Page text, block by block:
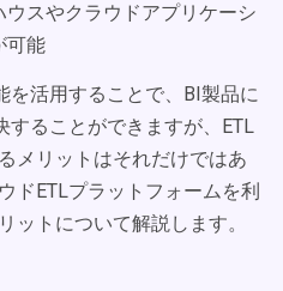
スやクラウドアプリケーシ
可能
を活用することで、BI製品に
することができますが、ETL
メリットはそれだけではあ
ドETLプラットフォームを利
ットについて解説します。